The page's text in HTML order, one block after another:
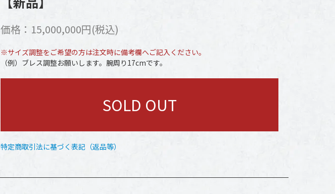
価格：15,000,000円(税込)
※サイズ調整をご希望の方は注文時に備考欄へご記入ください。
（例）ブレス調整お願いします。腕周り17cmです。
SOLD OUT
特定商取引法に基づく表記（返品等）